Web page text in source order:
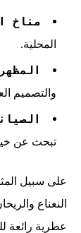
مناخ
المحلية.
والتصميم
تبحث عن
على سبيل
النعناع
عطرية رائعة